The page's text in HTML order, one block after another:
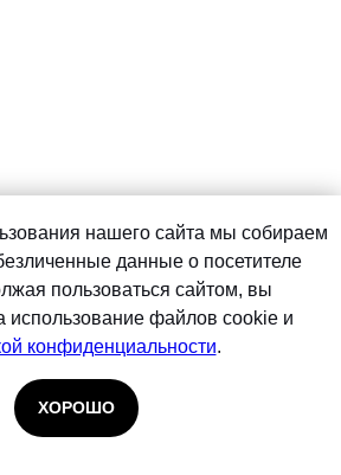
нашего сайта мы собираем
данные о посетителе
пользоваться сайтом, вы
использование файлов cookie и
конфиденциальности.
ХОРОШО